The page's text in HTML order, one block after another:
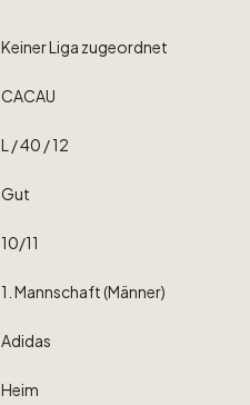
KeinerLiga zugeordnet
CACAU
L ​/​40 ​/​12
Gut
10​/​11
1. Mannschaft(Männer)
Adidas
Heim